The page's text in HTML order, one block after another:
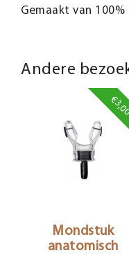
Gemaakt van 100%
Andere
Mondstuk
anatomisch